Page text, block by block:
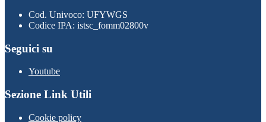
Cod. Univoco: UFYWGS
Codice IPA: istsc_fomm02800v
Seguici su
Youtube
Sezione Link Utili
Cookie policy